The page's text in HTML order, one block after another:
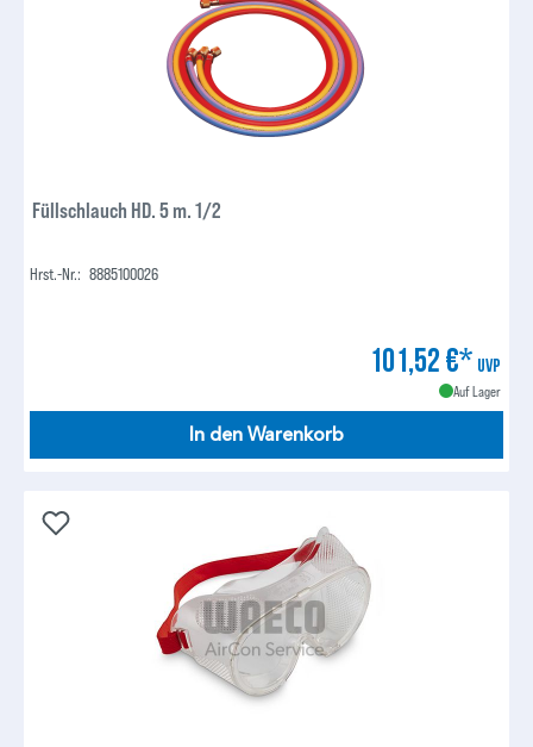
Füllschlauch HD. 5 m. 1/2
Hrst.-Nr.: 8885100026
101,52 €* UVP
Auf Lager
In den Warenkorb